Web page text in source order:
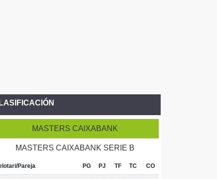
MASTERS CAIXABANK
MASTERS CAIXABANK SERIE B
Pareja PG PJ TF TC CO